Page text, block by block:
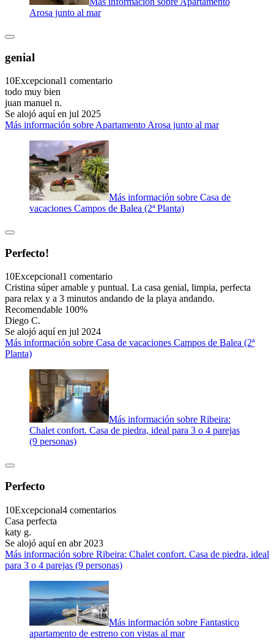
Arosa junto al mar
genial
10Excepcional1 comentario
todo muy bien
juan manuel n.
Se alojó aquí en jul 2025
Más información sobre Apartamento Arosa junto al mar
Más información sobre Casa de
vacaciones Campos de Balea (2ª Planta)
Perfecto!
10Excepcional1 comentario
Cristina súper amable y puntual. La casa genial, limpia, perfecta
para relax y a 3 minutos andando de la playa andando.
Recomendable 100%
Diego C.
Se alojó aquí en jul 2024
Más información sobre Casa de vacaciones Campos de Balea (2ª
Planta)
Más información sobre Ribeira:
Chalet confort. Casa de piedra, ideal para 3 o 4 parejas
(9 personas)
Perfecto
10Excepcional4 comentarios
Casa perfecta
katy g.
Se alojó aquí en abr 2023
Más información sobre Ribeira: Chalet confort. Casa de piedra, ideal
para 3 o 4 parejas (9 personas)
Más información sobre Fantastico
apartamento de estreno con vistas al mar